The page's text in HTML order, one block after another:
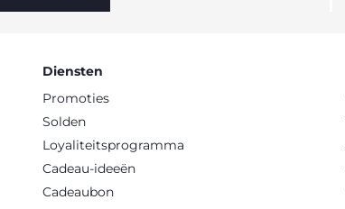
Diensten
Promoties
Solden
Loyaliteitsprogramma
Cadeau-ideeën
Cadeaubon